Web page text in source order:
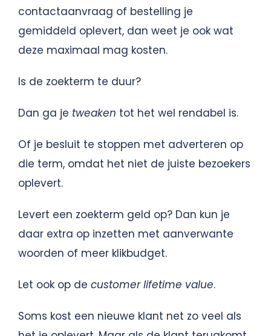
contactaanvraag of bestelling je
gemiddeld oplevert, dan weet je ook wat
deze maximaal mag kosten.
Is de zoekterm te duur?
Dan ga je tweaken tot het wel rendabel is.
Of je besluit te stoppen met adverteren op
die term, omdat het niet de juiste bezoekers
oplevert.
Levert een zoekterm geld op? Dan kun je
daar extra op inzetten met aanverwante
woorden of meer klikbudget.
Let ook op de customer lifetime value.
Soms kost een nieuwe klant net zo veel als